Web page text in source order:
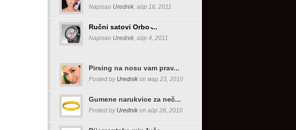
Napisao Urednik, апр 16, 2011
Ručni satovi Orbo ̵...
Napisao Urednik, апр 4, 2011
Pirsing na nosu vam prav...
Posted by Urednik on мар 23, 2010
Gumene narukvice za neč...
Posted by Urednik on апр 26, 2010